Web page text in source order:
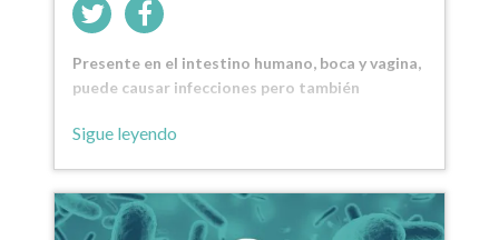
Presente en el intestino humano, boca y vagina,
puede causar infecciones pero también
Sigue leyendo